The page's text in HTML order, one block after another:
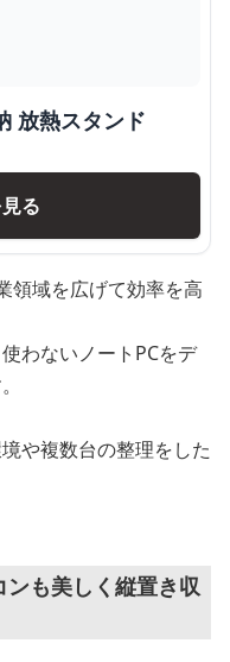
放熱スタンド
る
領域を広げて効率を高
わないノートPCをデ
境や複数台の整理をした
も美しく縦置き収